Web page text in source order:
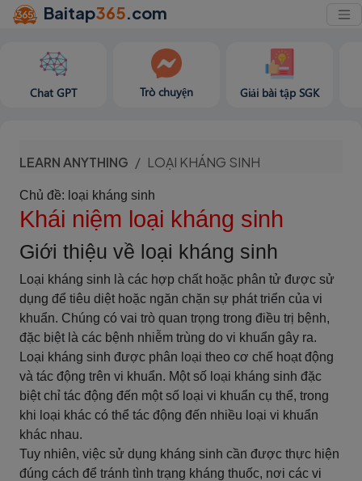
Baitap365.com
Chat GPT Trò chuyện Giải bài tập SGK
LEARN ANYTHING LOẠI KHÁNG SINH
Chủ đề: loại kháng sinh
Khái niệm loại kháng sinh
Giới thiệu về loại kháng sinh
Loại kháng sinh là các hợp chất hoặc phân tử được sử
dụng để tiêu diệt hoặc ngăn chặn sự phát triển của vi
khuẩn. Chúng có vai trò quan trọng trong điều trị bệnh,
đặc biệt là các bệnh nhiễm trùng do vi khuẩn gây ra.
Loại kháng sinh được phân loại theo cơ chế hoạt động
và tác động trên vi khuẩn. Một số loại kháng sinh đặc
biệt chỉ tác động đến một số loại vi khuẩn cụ thể, trong
khi loại khác có thể tác động đến nhiều loại vi khuẩn
khác nhau.
Tuy nhiên, việc sử dụng kháng sinh cần được thực hiện
đúng cách để tránh tình trạng kháng thuốc, nơi các vi